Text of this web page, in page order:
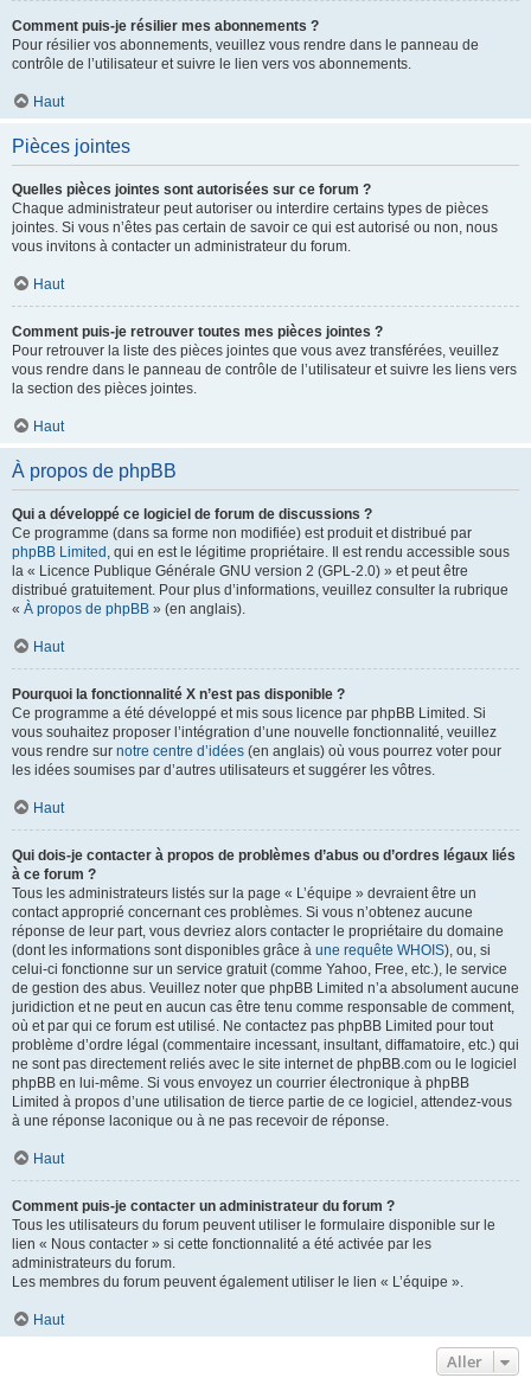
Comment puis-je résilier mes abonnements ?
Pour résilier vos abonnements, veuillez vous rendre dans le panneau de
contrôle de l’utilisateur et suivre le lien vers vos abonnements.
Haut
Pièces jointes
Quelles pièces jointes sont autorisées sur ce forum ?
Chaque administrateur peut autoriser ou interdire certains types de pièces
jointes. Si vous n’êtes pas certain de savoir ce qui est autorisé ou non, nous
vous invitons à contacter un administrateur du forum.
Haut
Comment puis-je retrouver toutes mes pièces jointes ?
Pour retrouver la liste des pièces jointes que vous avez transférées, veuillez
vous rendre dans le panneau de contrôle de l’utilisateur et suivre les liens vers
la section des pièces jointes.
Haut
À propos de phpBB
Qui a développé ce logiciel de forum de discussions ?
Ce programme (dans sa forme non modifiée) est produit et distribué par
phpBB Limited , qui en est le légitime propriétaire. Il est rendu accessible sous
la « Licence Publique Générale GNU version 2 (GPL-2.0) » et peut être
distribué gratuitement. Pour plus d’informations, veuillez consulter la rubrique
« À propos de phpBB » (en anglais).
Haut
Pourquoi la fonctionnalité X n’est pas disponible ?
Ce programme a été développé et mis sous licence par phpBB Limited. Si
vous souhaitez proposer l’intégration d’une nouvelle fonctionnalité, veuillez
vous rendre sur notre centre d’idées (en anglais) où vous pourrez voter pour
les idées soumises par d’autres utilisateurs et suggérer les vôtres.
Haut
Qui dois-je contacter à propos de problèmes d’abus ou d’ordres légaux liés
à ce forum ?
Tous les administrateurs listés sur la page « L’équipe » devraient être un
contact approprié concernant ces problèmes. Si vous n’obtenez aucune
réponse de leur part, vous devriez alors contacter le propriétaire du domaine
(dont les informations sont disponibles grâce à une requête WHOIS), ou, si
celui-ci fonctionne sur un service gratuit (comme Yahoo, Free, etc.), le service
de gestion des abus. Veuillez noter que phpBB Limited n’a absolument aucune
juridiction et ne peut en aucun cas être tenu comme responsable de comment,
où et par qui ce forum est utilisé. Ne contactez pas phpBB Limited pour tout
problème d’ordre légal (commentaire incessant, insultant, diffamatoire, etc.) qui
ne sont pas directement reliés avec le site internet de phpBB.com ou le logiciel
phpBB en lui-même. Si vous envoyez un courrier électronique à phpBB
Limited à propos d’une utilisation de tierce partie de ce logiciel, attendez-vous
à une réponse laconique ou à ne pas recevoir de réponse.
Haut
Comment puis-je contacter un administrateur du forum ?
Tous les utilisateurs du forum peuvent utiliser le formulaire disponible sur le
lien « Nous contacter » si cette fonctionnalité a été activée par les
administrateurs du forum.
Les membres du forum peuvent également utiliser le lien « L’équipe ».
Haut
Aller